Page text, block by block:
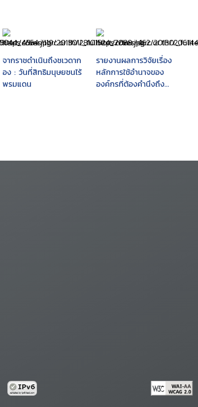
จากราชดำเนินถึงชเวดาก
อง : วันที่สิทธิมนุษยชนไร้
พรมแดน
รายงานผลการวิจัยเรื่อง
หลักการใช้อำนาจของ
องค์กรที่ต้องคำนึงถึง